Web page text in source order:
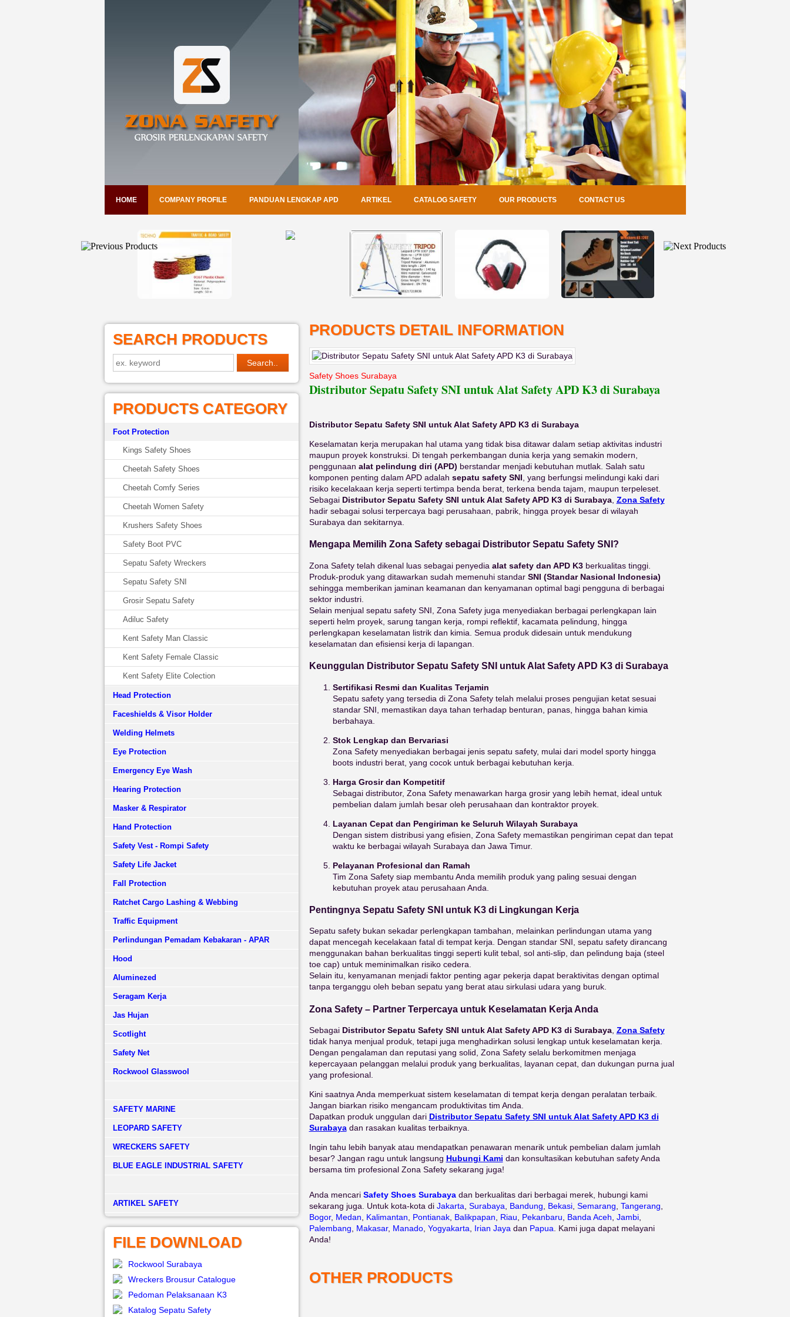
HOME COMPANY PROFILE PANDUAN LENGKAP APD ARTIKEL CATALOG SAFETY OUR PRODUCTS CONTACT US
SEARCH PRODUCTS
PRODUCTS CATEGORY
Foot Protection
Kings Safety Shoes
Cheetah Safety Shoes
Cheetah Comfy Series
Cheetah Women Safety
Krushers Safety Shoes
Safety Boot PVC
Sepatu Safety Wreckers
Sepatu Safety SNI
Grosir Sepatu Safety
Adiluc Safety
Kent Safety Man Classic
Kent Safety Female Classic
Kent Safety Elite Colection
Head Protection
Faceshields & Visor Holder
Welding Helmets
Eye Protection
Emergency Eye Wash
Hearing Protection
Masker & Respirator
Hand Protection
Safety Vest - Rompi Safety
Safety Life Jacket
Fall Protection
Ratchet Cargo Lashing & Webbing
Traffic Equipment
Perlindungan Pemadam Kebakaran - APAR
Hood
Aluminezed
Seragam Kerja
Jas Hujan
Scotlight
Safety Net
Rockwool Glasswool
SAFETY MARINE
LEOPARD SAFETY
WRECKERS SAFETY
BLUE EAGLE INDUSTRIAL SAFETY
­ARTIKEL SAFETY
FILE DOWNLOAD
Rockwool Surabaya
Wreckers Brousur Catalogue
Pedoman Pelaksanaan K3
Katalog Sepatu Safety
PRODUCTS DETAIL INFORMATION
Safety Shoes Surabaya
Distributor Sepatu Safety SNI untuk Alat Safety APD K3 di Surabaya
Distributor Sepatu Safety SNI untuk Alat Safety APD K3 di Surabaya
Keselamatan kerja merupakan hal utama yang tidak bisa ditawar dalam setiap aktivitas industri
maupun proyek konstruksi. Di tengah perkembangan dunia kerja yang semakin modern,
penggunaan alat pelindung diri (APD) berstandar menjadi kebutuhan mutlak. Salah satu
komponen penting dalam APD adalah sepatu safety SNI , yang berfungsi melindungi kaki dari
risiko kecelakaan kerja seperti tertimpa benda berat, terkena benda tajam, maupun terpeleset.
Sebagai Distributor Sepatu Safety SNI untuk Alat Safety APD K3 di Surabaya, Zona Safety
hadir sebagai solusi terpercaya bagi perusahaan, pabrik, hingga proyek besar di wilayah
Surabaya dan sekitarnya.
Mengapa Memilih Zona Safety sebagai Distributor Sepatu Safety SNI?
Zona Safety telah dikenal luas sebagai penyedia alat safety dan APD K3berkualitas tinggi.
Produk-produk yang ditawarkan sudah memenuhi standar SNI (Standar Nasional Indonesia)
sehingga memberikan jaminan keamanan dan kenyamanan optimal bagi pengguna di berbagai
sektor industri.
Selain menjual sepatu safety SNI, Zona Safety juga menyediakan berbagai perlengkapan lain
seperti helm proyek, sarung tangan kerja, rompi reflektif, kacamata pelindung, hingga
perlengkapan keselamatan listrik dan kimia. Semua produk didesain untuk mendukung
keselamatan dan efisiensi kerja di lapangan.
Keunggulan Distributor Sepatu Safety SNI untuk Alat Safety APD K3 di Surabaya
Sertifikasi Resmi dan Kualitas Terjamin
Sepatu safety yang tersedia di Zona Safety telah melalui proses pengujian ketat sesuai
standar SNI, memastikan daya tahan terhadap benturan, panas, hingga bahan kimia
berbahaya.
Stok Lengkap dan Bervariasi
Zona Safety menyediakan berbagai jenis sepatu safety, mulai dari model sporty hingga
boots industri berat, yang cocok untuk berbagai kebutuhan kerja.
Harga Grosir dan Kompetitif
Sebagai distributor, Zona Safety menawarkan harga grosir yang lebih hemat, ideal untuk
pembelian dalam jumlah besar oleh perusahaan dan kontraktor proyek.
Layanan Cepat dan Pengiriman ke Seluruh Wilayah Surabaya
Dengan sistem distribusi yang efisien, Zona Safety memastikan pengiriman cepat dan tepat
waktu ke berbagai wilayah Surabaya dan Jawa Timur.
Pelayanan Profesional dan Ramah
Tim Zona Safety siap membantu Anda memilih produk yang paling sesuai dengan
kebutuhan proyek atau perusahaan Anda.
Pentingnya Sepatu Safety SNI untuk K3 di Lingkungan Kerja
Sepatu safety bukan sekadar perlengkapan tambahan, melainkan perlindungan utama yang
dapat mencegah kecelakaan fatal di tempat kerja. Dengan standar SNI, sepatu safety dirancang
menggunakan bahan berkualitas tinggi seperti kulit tebal, sol anti-slip, dan pelindung baja (steel
toe cap) untuk meminimalkan risiko cedera.
Selain itu, kenyamanan menjadi faktor penting agar pekerja dapat beraktivitas dengan optimal
tanpa terganggu oleh beban sepatu yang berat atau sirkulasi udara yang buruk.
Zona Safety – Partner Terpercaya untuk Keselamatan Kerja Anda
Sebagai Distributor Sepatu Safety SNI untuk Alat Safety APD K3 di Surabaya, Zona Safety
tidak hanya menjual produk, tetapi juga menghadirkan solusi lengkap untuk keselamatan kerja.
Dengan pengalaman dan reputasi yang solid, Zona Safety selalu berkomitmen menjaga
kepercayaan pelanggan melalui produk yang berkualitas, layanan cepat, dan dukungan purna jual
yang profesional.
Kini saatnya Anda memperkuat sistem keselamatan di tempat kerja dengan peralatan terbaik.
Jangan biarkan risiko mengancam produktivitas tim Anda.
Dapatkan produk unggulan dari Distributor Sepatu Safety SNI untuk Alat Safety APD K3 di
Surabayadan rasakan kualitas terbaiknya.
Ingin tahu lebih banyak atau mendapatkan penawaran menarik untuk pembelian dalam jumlah
besar? Jangan ragu untuk langsung Hubungi Kami dan konsultasikan kebutuhan safety Anda
bersama tim profesional Zona Safety sekarang juga!
Anda mencari Safety Shoes Surabayadan berkualitas dari berbagai merek, hubungi kami
sekarang juga. Untuk kota-kota di Jakarta Surabaya Bandung Bekasi, Semarang Tangerang
Bogor, Medan Kalimantan Pontianak, Balikpapan Riau Pekanbaru Banda Aceh Jambi,
Palembang
Makasar, Manado, Yogyakarta Irian Jaya dan Papua . Kami juga dapat melayani
Anda!
OTHER PRODUCTS